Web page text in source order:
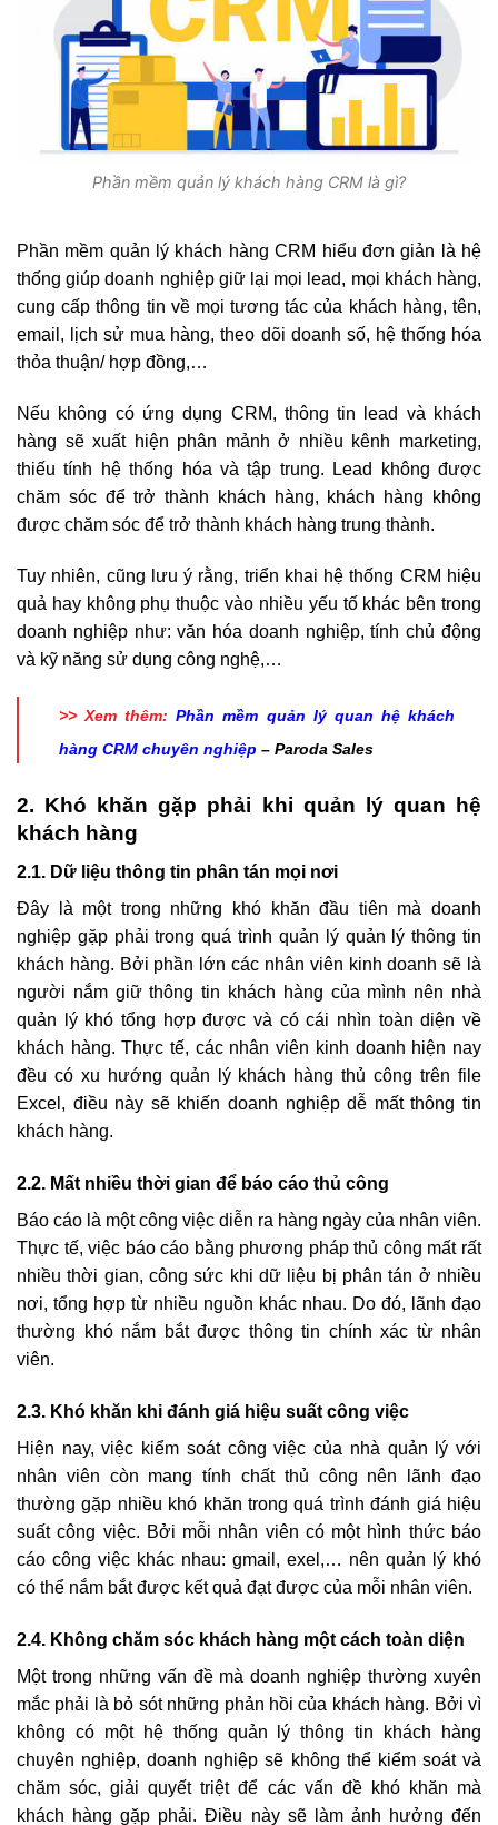
Phần mềm quản lý khách hàng CRM là gì?
Phần mềm quản lý khách hàng CRM hiểu đơn giản là hệ
thống giúp doanh nghiệp giữ lại mọi lead, mọi khách hàng,
cung cấp thông tin về mọi tương tác của khách hàng, tên,
email, lịch sử mua hàng, theo dõi doanh số, hệ thống hóa
thỏa thuận/ hợp đồng,…
Nếu không có ứng dụng CRM, thông tin lead và khách
hàng sẽ xuất hiện phân mảnh ở nhiều kênh marketing,
thiếu tính hệ thống hóa và tập trung. Lead không được
chăm sóc để trở thành khách hàng, khách hàng không
được chăm sóc để trở thành khách hàng trung thành.
Tuy nhiên, cũng lưu ý rằng, triển khai hệ thống CRM hiệu
quả hay không phụ thuộc vào nhiều yếu tố khác bên trong
doanh nghiệp như: văn hóa doanh nghiệp, tính chủ động
và kỹ năng sử dụng công nghệ,…
>> Xem thêm: Phần mềm quản lý quan hệ khách
hàng CRM chuyên nghiệp – Paroda Sales
2. Khó khăn gặp phải khi quản lý quan hệ
khách hàng
2.1. Dữ liệu thông tin phân tán mọi nơi
Đây là một trong những khó khăn đầu tiên mà doanh
nghiệp gặp phải trong quá trình quản lý quản lý thông tin
khách hàng. Bởi phần lớn các nhân viên kinh doanh sẽ là
người nắm giữ thông tin khách hàng của mình nên nhà
quản lý khó tổng hợp được và có cái nhìn toàn diện về
khách hàng. Thực tế, các nhân viên kinh doanh hiện nay
đều có xu hướng quản lý khách hàng thủ công trên file
Excel, điều này sẽ khiến doanh nghiệp dễ mất thông tin
khách hàng.
2.2. Mất nhiều thời gian để báo cáo thủ công
Báo cáo là một công việc diễn ra hàng ngày của nhân viên.
Thực tế, việc báo cáo bằng phương pháp thủ công mất rất
nhiều thời gian, công sức khi dữ liệu bị phân tán ở nhiều
nơi, tổng hợp từ nhiều nguồn khác nhau. Do đó, lãnh đạo
thường khó nắm bắt được thông tin chính xác từ nhân
viên.
2.3. Khó khăn khi đánh giá hiệu suất công việc
Hiện nay, việc kiểm soát công việc của nhà quản lý với
nhân viên còn mang tính chất thủ công nên lãnh đạo
thường gặp nhiều khó khăn trong quá trình đánh giá hiệu
suất công việc. Bởi mỗi nhân viên có một hình thức báo
cáo công việc khác nhau: gmail, exel,… nên quản lý khó
có thể nắm bắt được kết quả đạt được của mỗi nhân viên.
2.4. Không chăm sóc khách hàng một cách toàn diện
Một trong những vấn đề mà doanh nghiệp thường xuyên
mắc phải là bỏ sót những phản hồi của khách hàng. Bởi vì
không có một hệ thống quản lý thông tin khách hàng
chuyên nghiệp, doanh nghiệp sẽ không thể kiểm soát và
chăm sóc, giải quyết triệt để các vấn đề khó khăn mà
khách hàng gặp phải. Điều này sẽ làm ảnh hưởng đến